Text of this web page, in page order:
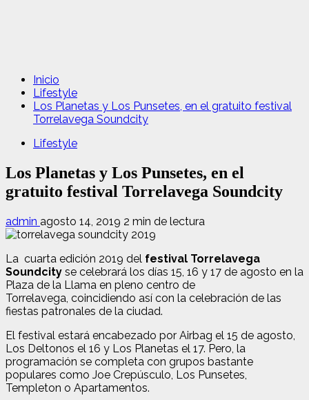
Inicio
Lifestyle
Los Planetas y Los Punsetes, en el gratuito festival
Torrelavega Soundcity
Lifestyle
Los Planetas y Los Punsetes, en el
gratuito festival Torrelavega Soundcity
admin agosto 14, 2019 2 min de lectura
La cuarta edición 2019 del festival Torrelavega
Soundcity se celebrará los días 15, 16 y 17 de agosto en la
Plaza de la Llama en pleno centro de
Torrelavega, coincidiendo así con la celebración de las
fiestas patronales de la ciudad.
El festival estará encabezado por Airbag el 15 de agosto,
Los Deltonos el 16 y Los Planetas el 17. Pero, la
programación se completa con grupos bastante
populares como Joe Crepúsculo, Los Punsetes,
Templeton o Apartamentos.